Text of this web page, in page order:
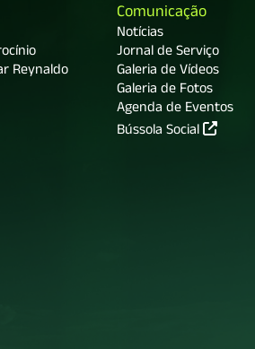
Reynaldo
Comunicação
Notícias
Jornal de Serviço
Galeria de Vídeos
Galeria de Fotos
Agenda de Eventos
Bússola Social